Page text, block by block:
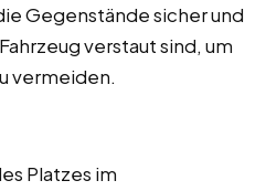
Gegenstände sicher und
verstaut sind, um
vermeiden.
Platzes im